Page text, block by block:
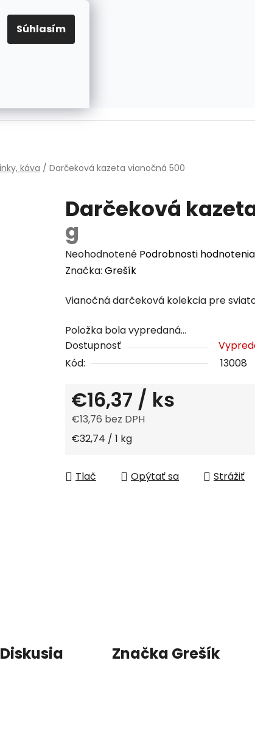
Súhlasím
PRAVIDLÁ PRE COOKIES
EUR
káva / Darčeková kazeta vianočná 500
Darčeková
g
Priemerné
hodnotenie
je
z
5
hviezdičiek.
Neohodnotené Podrobnosti hodnotenia
Značka: Grešík
Vianočná darčeková kolekcia pre
Položka bola vypredaná…
Dostupnosť
Kód:
13008
€16,37 / ks
€13,76 bez DPH
Jednotková cena:
€32,74 / 1 kg
Tlač Opýtať sa Strážiť
Diskusia Značka Grešík